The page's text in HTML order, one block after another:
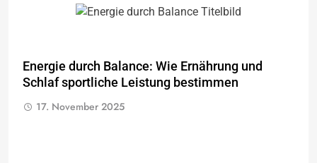
Energie durch Balance: Wie Ernährung und
Schlaf sportliche Leistung bestimmen
17. November 2025